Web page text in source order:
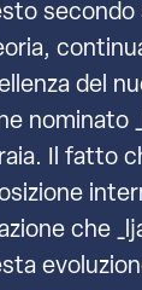
secondo
del
nominato
Il fatto
che